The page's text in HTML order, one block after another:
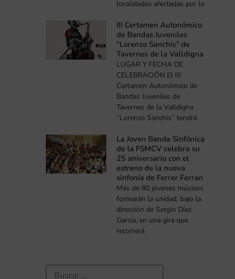
localidades afectadas por la
III Certamen Autonómico
de Bandas Juveniles
“Lorenzo Sanchís” de
Tavernes de la Valldigna
LUGAR Y FECHA DE
CELEBRACIÓN El III
Certamen Autonómico de
Bandas Juveniles de
Tavernes de la Valldigna
“Lorenzo Sanchis” tendrá
La Joven Banda Sinfónica
de la FSMCV celebra su
25 aniversario con el
estreno de la nueva
sinfonía de Ferrer Ferran
Más de 80 jóvenes músicos
formarán la unidad, bajo la
dirección de Sergio Díaz
García, en una gira que
recorrerá